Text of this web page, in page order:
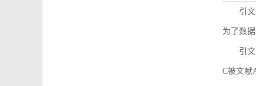
引
为了数
引
C被文献